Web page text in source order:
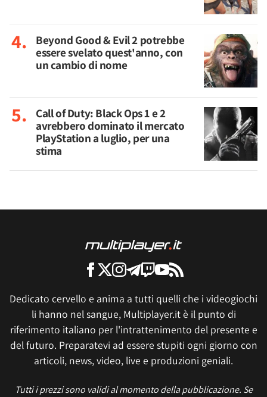
Beyond Good & Evil 2 potrebbe
essere svelato quest'anno, con
un cambio di nome
Call of Duty: Black Ops 1 e 2
avrebbero dominato il mercato
PlayStation a luglio, per una
stima
Dedicato cervello e anima a tutti quelli che i videogiochi
li hanno nel sangue, Multiplayer.it è il punto di
riferimento italiano per l'intrattenimento del presente e
del futuro. Preparatevi ad essere stupiti ogni giorno con
articoli, news, video, live e produzioni geniali.
Tutti i prezzi sono validi al momento della pubblicazione. Se